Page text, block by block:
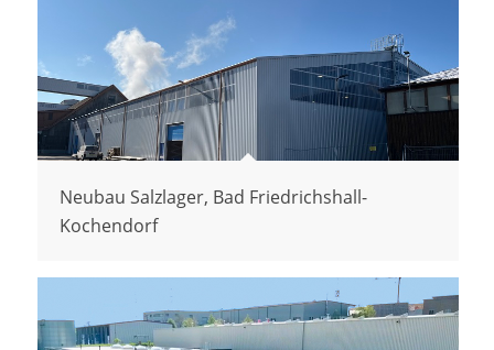
Neubau Salzlager, Bad Friedrichshall-
Kochendorf